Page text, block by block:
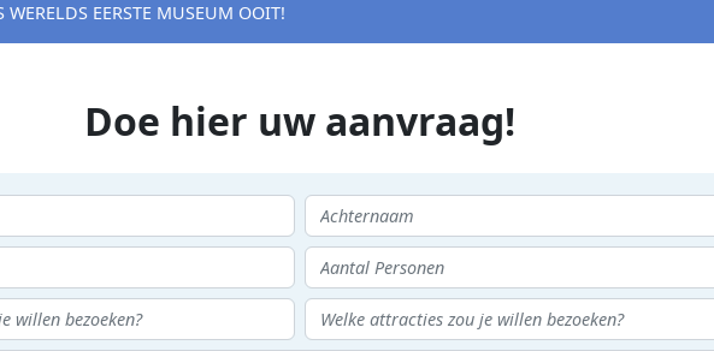
EERSTE MUSEUM OOIT!
Doe hier uw aanvraag!